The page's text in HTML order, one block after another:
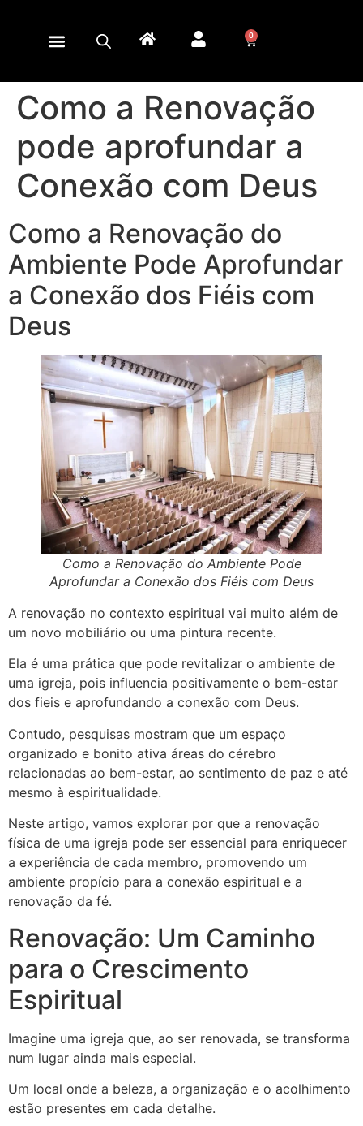
0
Como a Renovação
pode aprofundar a
Conexão com Deus
Como a Renovação do
Ambiente Pode Aprofundar
a Conexão dos Fiéis com
Deus
Como a Renovação do Ambiente Pode
Aprofundar a Conexão dos Fiéis com Deus
A renovação no contexto espiritual vai muito além de
um novo mobiliário ou uma pintura recente.
Ela é uma prática que pode revitalizar o ambiente de
uma igreja, pois influencia positivamente o bem-estar
dos fieis e aprofundando a conexão com Deus.
Contudo, pesquisas mostram que um espaço
organizado e bonito ativa áreas do cérebro
relacionadas ao bem-estar, ao sentimento de paz e até
mesmo à espiritualidade.
Neste artigo, vamos explorar por que a renovação
física de uma igreja pode ser essencial para enriquecer
a experiência de cada membro, promovendo um
ambiente propício para a conexão espiritual e a
renovação da fé.
Renovação: Um Caminho
para o Crescimento
Espiritual
Imagine uma igreja que, ao ser renovada, se transforma
num lugar ainda mais especial.
Um local onde a beleza, a organização e o acolhimento
estão presentes em cada detalhe.